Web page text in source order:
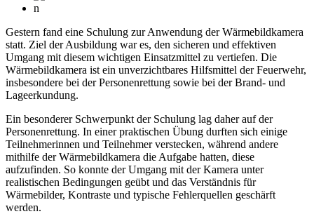
Gestern fand eine Schulung zur Anwendung der Wärmebildkamera
statt. Ziel der Ausbildung war es, den sicheren und effektiven
Umgang mit diesem wichtigen Einsatzmittel zu vertiefen. Die
Wärmebildkamera ist ein unverzichtbares Hilfsmittel der Feuerwehr,
insbesondere bei der Personenrettung sowie bei der Brand- und
Lageerkundung.
Ein besonderer Schwerpunkt der Schulung lag daher auf der
Personenrettung. In einer praktischen Übung durften sich einige
Teilnehmerinnen und Teilnehmer verstecken, während andere
mithilfe der Wärmebildkamera die Aufgabe hatten, diese
aufzufinden. So konnte der Umgang mit der Kamera unter
realistischen Bedingungen geübt und das Verständnis für
Wärmebilder, Kontraste und typische Fehlerquellen geschärft
werden.